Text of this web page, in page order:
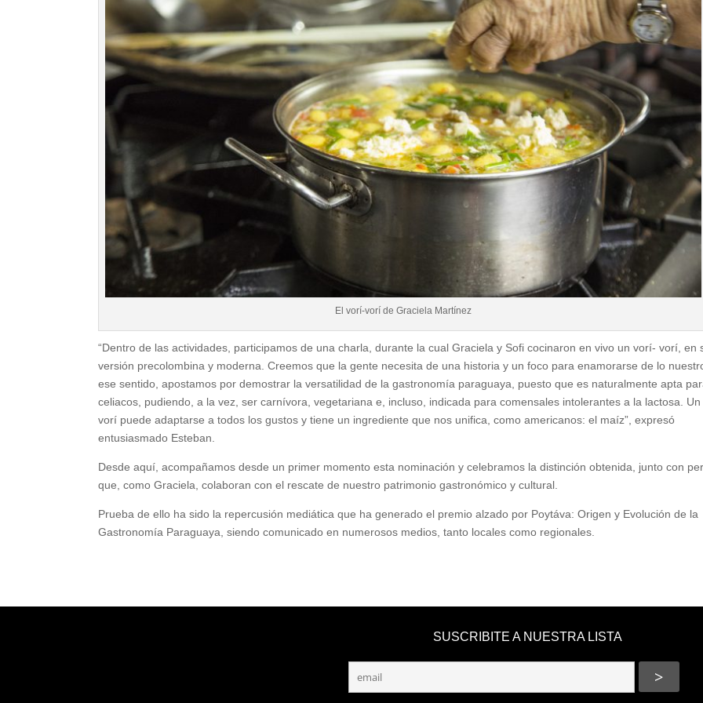
El vorí-vorí de Graciela Martínez
“Dentro de las actividades, participamos de una charla, durante la cual Graciela y Sofi cocinaron en vivo un vorí- vorí, en
versión precolombina y moderna. Creemos que la gente necesita de una historia y un foco para enamorarse de lo
ese sentido, apostamos por demostrar la versatilidad de la gastronomía paraguaya, puesto que es naturalmente apta
celiacos, pudiendo, a la vez, ser carnívora, vegetariana e, incluso, indicada para comensales intolerantes a la lactosa.
vorí puede adaptarse a todos los gustos y tiene un ingrediente que nos unifica, como americanos: el maíz”, expresó
entusiasmado Esteban.
Desde aquí, acompañamos desde un primer momento esta nominación y celebramos la distinción obtenida, junto con
que, como Graciela, colaboran con el rescate de nuestro patrimonio gastronómico y cultural.
Prueba de ello ha sido la repercusión mediática que ha generado el premio alzado por Poytáva: Origen y Evolución de la
Gastronomía Paraguaya, siendo comunicado en numerosos medios, tanto locales como regionales.
SUSCRIBITE A NUESTRA LISTA